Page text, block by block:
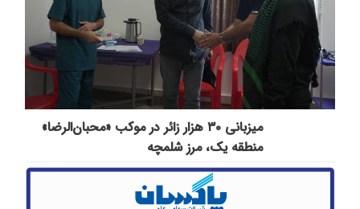
میزبانی ۳۰ هزار زائر در موکب «محبان‌الرضا»
منطقه یک، مرز شلمچه